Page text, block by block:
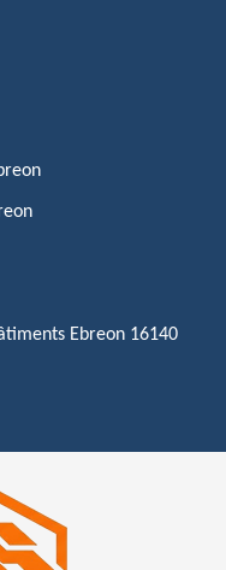
Ebreon 16140